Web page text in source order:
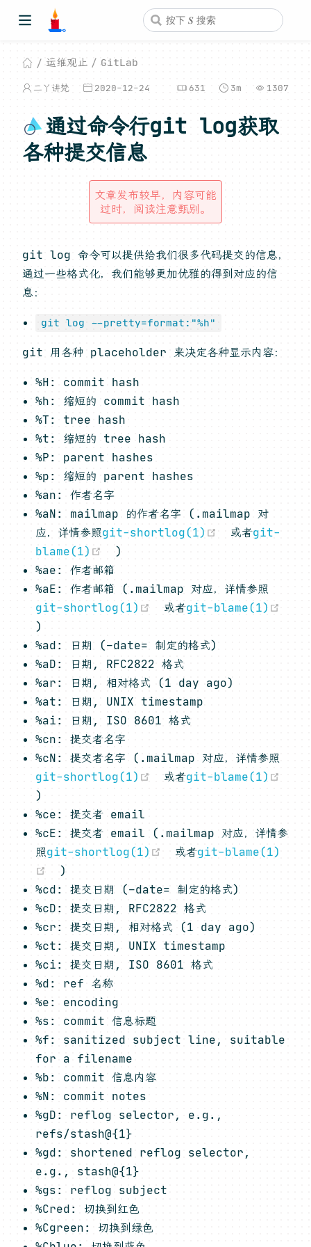
运维观止 GitLab
二丫讲梵 2020-12-24 631 3m 1307
通过命令行git log获取
各种提交信息
文章发布较早，内容可能
过时，阅读注意甄别。
git log 命令可以提供给我们很多代码提交的信息，
通过一些格式化，我们能够更加优雅的得到对应的信
息：
git log --pretty=format:"%h"
git 用各种 placeholder 来决定各种显示内容：
%H: commit hash
%h: 缩短的 commit hash
%T: tree hash
%t: 缩短的 tree hash
%P: parent hashes
%p: 缩短的 parent hashes
%an: 作者名字
%aN: mailmap 的作者名字 (.mailmap 对
应，详情参照git-shortlog(1) (opens new
或者git-
blame(1)
(opens new window)
)
%ae: 作者邮箱
%aE: 作者邮箱 (.mailmap 对应，详情参照
git-shortlog(1)
(opens new window)
或者git-blame(1)
(opens new window)
)
%ad: 日期 (–date= 制定的格式)
%aD: 日期, RFC2822 格式
%ar: 日期, 相对格式 (1 day ago)
%at: 日期, UNIX timestamp
%ai: 日期, ISO 8601 格式
%cn: 提交者名字
%cN: 提交者名字 (.mailmap 对应，详情参照
git-shortlog(1)
(opens new window)
或者git-blame(1)
(opens new window)
)
%ce: 提交者 email
%cE: 提交者 email (.mailmap 对应，详情参
照git-shortlog(1) (opens new window)
或者git-blame(1)
(opens new window)
)
%cd: 提交日期 (–date= 制定的格式)
%cD: 提交日期, RFC2822 格式
%cr: 提交日期, 相对格式 (1 day ago)
%ct: 提交日期, UNIX timestamp
%ci: 提交日期, ISO 8601 格式
%d: ref 名称
%e: encoding
%s: commit 信息标题
%f: sanitized subject line, suitable
for a filename
%b: commit 信息内容
%N: commit notes
%gD: reflog selector, e.g.,
refs/stash@{1}
%gd: shortened reflog selector,
e.g., stash@{1}
%gs: reflog subject
%Cred: 切换到红色
%Cgreen: 切换到绿色